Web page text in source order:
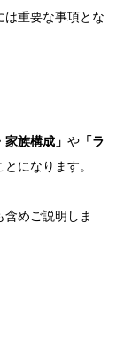
は重要な事項とな
家族構成」 や 「ラ
とになります。
めご説明しま